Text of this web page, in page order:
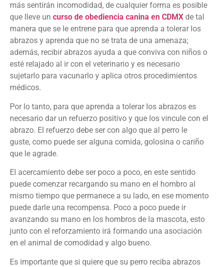
más sentirán incomodidad, de cualquier forma es posible
que lleve un curso de obediencia canina en CDMX de tal
manera que se le entrene para que aprenda a tolerar los
abrazos y aprenda que no se trata de una amenaza;
además, recibir abrazos ayuda a que conviva con niños o
esté relajado al ir con el veterinario y es necesario
sujetarlo para vacunarlo y aplica otros procedimientos
médicos.
Por lo tanto, para que aprenda a tolerar los abrazos es
necesario dar un refuerzo positivo y que los vincule con el
abrazo. El refuerzo debe ser con algo que al perro le
guste, como puede ser alguna comida, golosina o cariño
que le agrade.
El acercamiento debe ser poco a poco, en este sentido
puede comenzar recargando su mano en el hombro al
mismo tiempo que permanece a su lado, en ese momento
puede darle una recompensa. Poco a poco puede ir
avanzando su mano en los hombros de la mascota, esto
junto con el reforzamiento irá formando una asociación
en el animal de comodidad y algo bueno.
Es importante que si quiere que su perro reciba abrazos